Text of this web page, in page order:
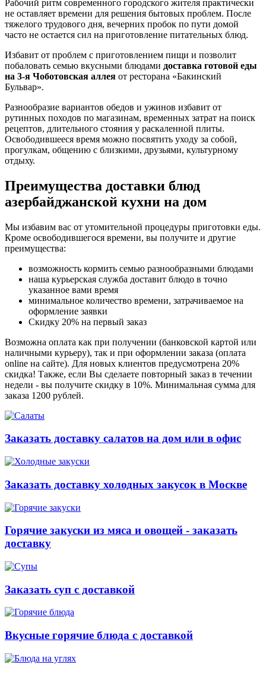
Рабочий ритм современного городского жителя практически
не оставляет времени для решения бытовых проблем. После
тяжелого трудового дня, вечерних пробок по пути домой
часто не остается сил на приготовление питательных блюд.
Избавит от проблем с приготовлением пищи и позволит
побаловать семью вкусными блюдами доставка готовой еды
на 3-я Чоботовская аллея от ресторана «Бакинский
Бульвар».
Разнообразие вариантов обедов и ужинов избавит от
рутинных походов по магазинам, временных затрат на поиск
рецептов, длительного стояния у раскаленной плиты.
Освободившееся время можно посвятить уходу за собой,
прогулкам, общению с близкими, друзьями, культурному
отдыху.
Преимущества доставки блюд
азербайджанской кухни на дом
Мы избавим вас от утомительной процедуры приготовки еды.
Кроме освободившегося времени, вы получите и другие
преимущества:
возможность кормить семью разнообразными блюдами
наша курьерская служба доставит блюдо в точно
указанное вами время
минимальное количество времени, затрачиваемое на
оформление заявки
Скидку 20% на первый заказ
Возможна оплата как при получении (банковской картой или
наличными курьеру), так и при оформлении заказа (оплата
online на сайте). Для новых клиентов предусмотрена 20%
скидка! Также, если Вы сделаете повторный заказ в течении
недели - вы получите скидку в 10%. Минимальная сумма для
заказа 1200 рублей.
Заказать доставку салатов на дом или в офис
Заказать доставку холодных закусок в Москве
Горячие закуски из мяса и овощей - заказать
доставку
Заказать суп с доставкой
Вкусные горячие блюда с доставкой